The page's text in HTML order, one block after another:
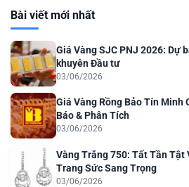
Bài viết mới nhất
Giá Vàng SJC PNJ 2026: Dự
khuyên Đầu tư
03/06/2026
Giá Vàng Rồng Bảo Tín Minh
Báo & Phân Tích
03/06/2026
Vàng Trắng 750: Tất Tần Tật
Trang Sức Sang Trọng
03/06/2026